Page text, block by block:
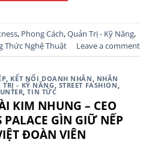
, Phong Cách,Quản Trị - Kỹ Năng,
Thức Nghệ Thuật Leave a comment
, KẾT NỐI DOANH NHÂN, NHÂN
TRỊ - KỸ NĂNG, STREET FASHION,
,TIN TỨC
KIM NHUNG – CEO
GÌN GIỮ NẾP
ĐOÀN VIÊN